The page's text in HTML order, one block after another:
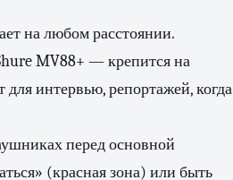
на любом расстоянии.
MV88+ — крепится на
интервью, репортажей, когда
перед основной
(красная зона) или быть